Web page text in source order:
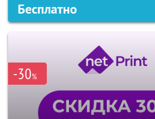
Бесплатно
-30%